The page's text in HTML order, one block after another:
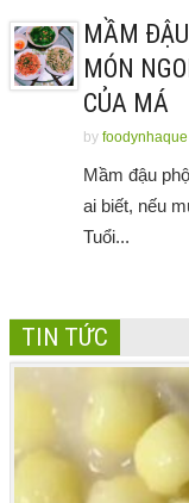
MẦM
MÓN
CỦA MÁ
by foodynhaque
Mầm đậu
ai biết, nếu
Tuổi...
TIN TỨC